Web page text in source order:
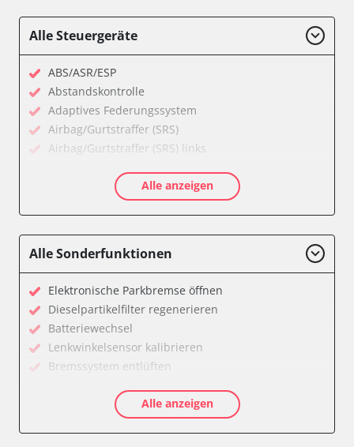
Alle Steuergeräte
ABS/ASR/ESP
Abstandskontrolle
Adaptives Federungssystem
Airbag/Gurtstraffer (SRS)
Airbag/Gurtstraffer (SRS) links
Aktiver Kollisionsschutz
Anhängersteuergerät
Batteriemanagement
CD-Wechsler
Command
Dachbedieneinheit (DBE)
Diagnoseschnittstelle (EOBD/OBDII)
Einparkhilfe
Elektronische Zündanlage
Elektronisches Stabilitätsprogramm (ESP)
Elektronisches Wählhebel-Modul (EWM)
Alle anzeigen
Alle Sonderfunktionen
Elektronische Parkbremse öffnen
Dieselpartikelfilter regenerieren
Batteriewechsel
Lenkwinkelsensor kalibrieren
Bremssystem entlüften
Luftmassenmesser anlernen
Elektronische Parkbremse kalibrieren
Alle anzeigen